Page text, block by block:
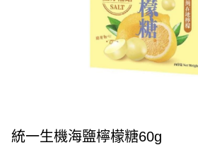
統一生機海鹽檸檬糖60g